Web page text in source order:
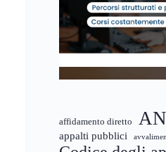
affidamento diretto
appalti pubblici